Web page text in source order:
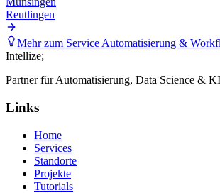
Reutlingen
Mehr zum ServiceAutomatisierung &
Intellize;
Partner für Automatisierung, Data Science &
Links
Home
Services
Standorte
Projekte
Tutorials